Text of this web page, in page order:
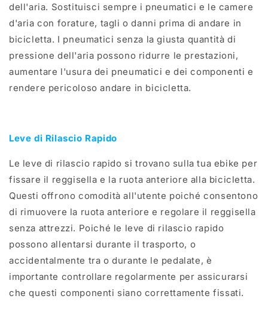
dell'aria. Sostituisci sempre i pneumatici e le camere
d'aria con forature, tagli o danni prima di andare in
bicicletta. I pneumatici senza la giusta quantità di
pressione dell'aria possono ridurre le prestazioni,
aumentare l'usura dei pneumatici e dei componenti e
rendere pericoloso andare in bicicletta.
Leve di Rilascio Rapido
Le leve di rilascio rapido si trovano sulla tua ebike per
fissare il reggisella e la ruota anteriore alla bicicletta.
Questi offrono comodità all'utente poiché consentono
di rimuovere la ruota anteriore e regolare il reggisella
senza attrezzi. Poiché le leve di rilascio rapido
possono allentarsi durante il trasporto, o
accidentalmente tra o durante le pedalate, è
importante controllare regolarmente per assicurarsi
che questi componenti siano correttamente fissati.